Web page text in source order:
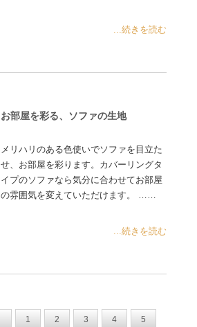
...続きを読む
お部屋を彩る、ソファの生地
メリハリのある色使いでソファを目立た
せ、お部屋を彩ります。カバーリングタ
イプのソファなら気分に合わせてお部屋
の雰囲気を変えていただけます。 ……
...続きを読む
1 2 3 4 5